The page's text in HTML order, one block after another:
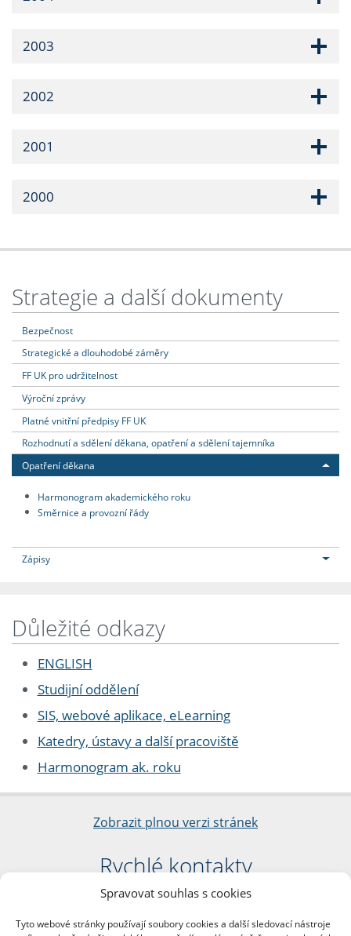
Spravovat souhlas s cookies
Tyto webové stránky používají soubory cookies a další sledovací nástroje
2003
2002
2001
2000
Strategie a další dokumenty
Bezpečnost
Strategické a dlouhodobé záměry
FF UK pro udržitelnost
Výroční zprávy
Platné vnitřní předpisy FF UK
Rozhodnutí a sdělení děkana, opatření a sdělení tajemníka
Opatření děkana
Harmonogram akademického roku
Směrnice a provozní řády
Zápisy
Důležité odkazy
ENGLISH
Studijní oddělení
SIS, webové aplikace, eLearning
Katedry, ústavy a další pracoviště
Harmonogram ak. roku
Zobrazit plnou verzi stránek
Rychlé kontakty
Filozofická fakulta
nám. Jana Palacha 1/2